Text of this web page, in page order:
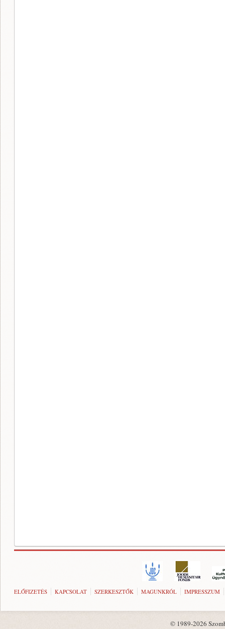
ELŐFIZETÉS KAPCSOLAT SZERKESZTŐK MAGUNKRÓL IMPRESSZUM
© 1989-2026